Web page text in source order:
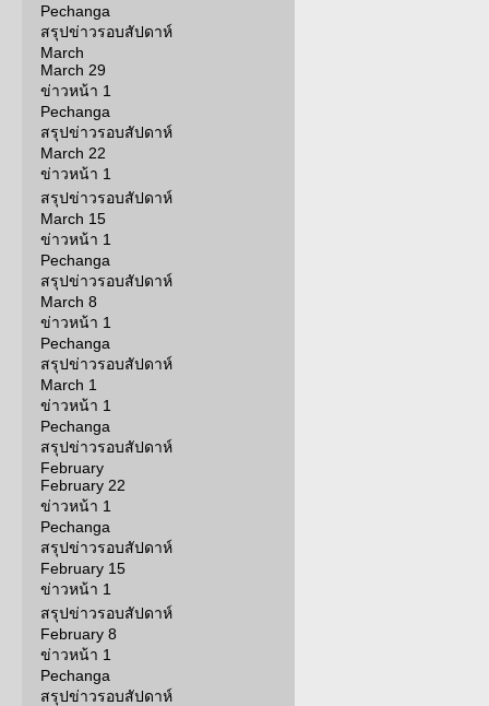
Pechanga
สรุปข่าวรอบสัปดาห์
March
March 29
ข่าวหน้า 1
Pechanga
สรุปข่าวรอบสัปดาห์
March 22
ข่าวหน้า 1
สรุปข่าวรอบสัปดาห์
March 15
ข่าวหน้า 1
Pechanga
สรุปข่าวรอบสัปดาห์
March 8
ข่าวหน้า 1
Pechanga
สรุปข่าวรอบสัปดาห์
March 1
ข่าวหน้า 1
Pechanga
สรุปข่าวรอบสัปดาห์
February
February 22
ข่าวหน้า 1
Pechanga
สรุปข่าวรอบสัปดาห์
February 15
ข่าวหน้า 1
สรุปข่าวรอบสัปดาห์
February 8
ข่าวหน้า 1
Pechanga
สรุปข่าวรอบสัปดาห์